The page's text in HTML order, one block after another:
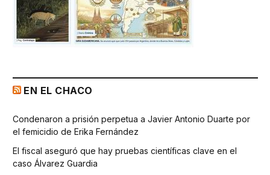
EN EL CHACO
Condenaron a prisión perpetua a Javier Antonio Duarte por
el femicidio de Erika Fernández
El fiscal aseguró que hay pruebas científicas clave en el
caso Álvarez Guardia